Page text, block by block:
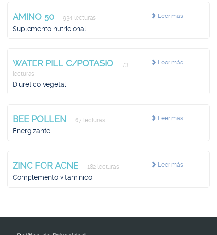
Leer más
AMINO 50 934 lecturas
Suplemento nutricional
Leer más
WATER PILL C/POTASIO
73
lecturas
Diurético vegetal
Leer más
BEE POLLEN 67 lecturas
Energizante
Leer más
ZINC FOR ACNE 182 lecturas
Complemento vitamínico